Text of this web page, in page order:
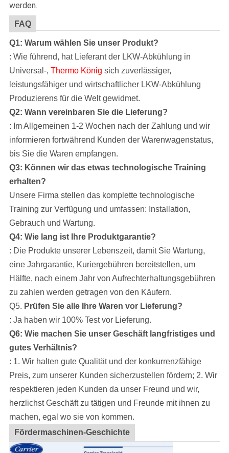
werden.
FAQ
Q1: Warum wählen Sie unser Produkt?
: Wie führend, hat Lieferant der LKW-Abkühlung in
Universal-, Thermo König sich zuverlässiger,
leistungsfähiger und wirtschaftlicher LKW-Abkühlung
Produzierens für die Welt gewidmet.
Q2: Wann vereinbaren Sie die Lieferung?
: Im Allgemeinen 1-2 Wochen nach der Zahlung und wir
informieren fortwährend Kunden der Warenwagenstatus,
bis Sie die Waren empfangen.
Q3: Können wir das etwas technologische Training
erhalten?
Unsere Firma stellen das komplette technologische
Training zurVerfügung und umfassen: Installation,
Gebrauch und Wartung.
Q4: Wie lang ist Ihre Produktgarantie?
: Die Produkte unserer Lebenszeit, damit Sie Wartung,
eine Jahrgarantie, Kuriergebühren bereitstellen, um
Hälfte, nach einem Jahr von Aufrechterhaltungsgebühren
zu zahlen werden getragen von den Käufern.
Q5. Prüfen Sie alle Ihre Waren vor Lieferung?
: Ja haben wir 100% Test vor Lieferung.
Q6: Wie machen Sie unser Geschäft langfristiges und
gutes Verhältnis?
: 1. Wir halten gute Qualität und der konkurrenzfähige
Preis, zum unserer Kunden sicherzustellen fördern; 2. Wir
respektieren jeden Kunden da unser Freund und wir,
herzlichst Geschäft zu tätigen und Freunde mit ihnen zu
machen, egal wo sie von kommen.
Fördermaschinen-Geschichte